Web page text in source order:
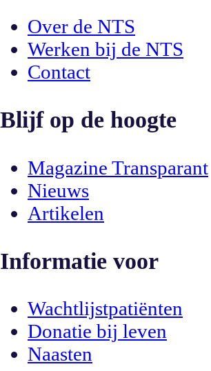
Over de NTS
Werken bij de NTS
Contact
Blijf op de hoogte
Magazine Transparant
Nieuws
Artikelen
Informatie voor
Wachtlijstpatiënten
Donatie bij leven
Naasten